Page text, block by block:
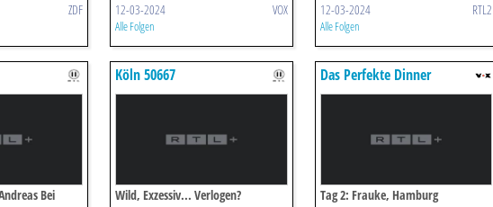
ZDF 12-03-2024 VOX
Alle Folgen
12-03-2024 RTL2
Alle Folgen
Bei
Köln 50667
Wild, Exzessiv... Verlogen?
Das Perfekte Dinner
Tag 2: Frauke, Hamburg